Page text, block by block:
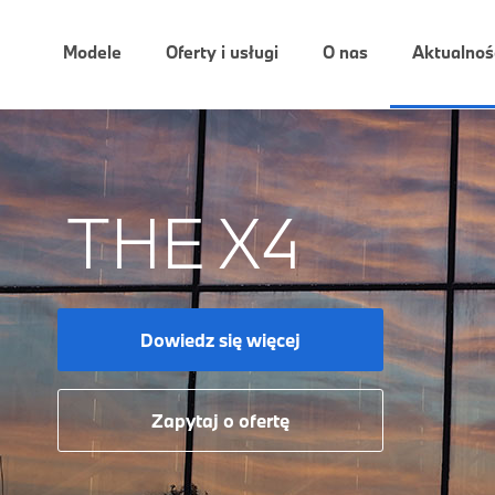
Modele Oferty i usługi O nas
THE X4
Dowiedz się więcej
Zapytaj o ofertę